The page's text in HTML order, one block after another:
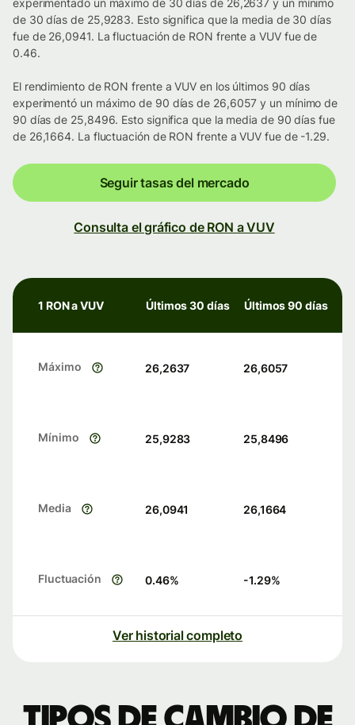
experimentado un máximo de 30 días de 26,2637 y un mínimo
de 30 días de 25,9283. Esto significa que la media de 30 días
fue de 26,0941. La fluctuación de RON frente a VUV fue de
0.46.
El rendimiento de RON frente a VUV en los últimos 90 días
experimentó un máximo de 90 días de 26,6057 y un mínimo de
90 días de 25,8496. Esto significa que la media de 90 días fue
de 26,1664. La fluctuación de RON frente a VUV fue de -1.29.
Seguir tasas del mercado
Consulta el gráfico de RON a VUV
1 RON a VUV Últimos 30 días Últimos 90 días
Máximo 26,2637 26,6057
Mínimo 25,9283 25,8496
Media 26,0941 26,1664
Fluctuación 0.46% -1.29%
Ver historial completo